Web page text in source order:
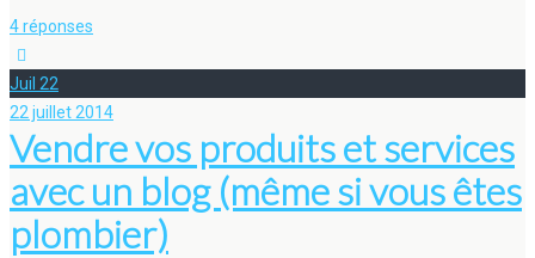
4 réponses
Juil 22
22 juillet 2014
Vendre vos produits et services
avec un blog (même si vous êtes
plombier)